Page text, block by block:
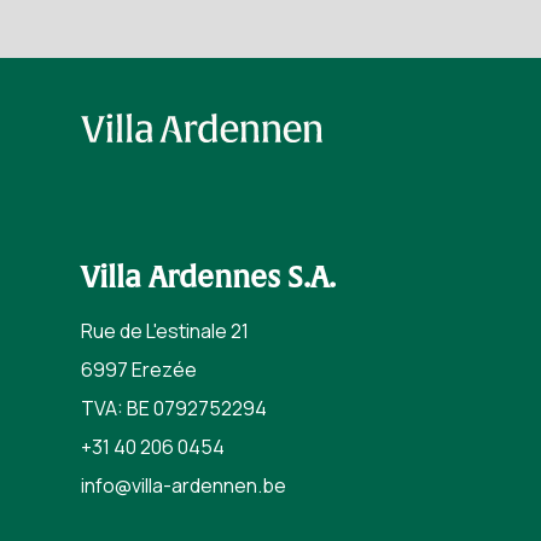
Villa Ardennes S.A.
Rue de L'estinale 21
6997 Erezée
TVA: BE 0792752294
+31 40 206 0454
info@villa-ardennen.be